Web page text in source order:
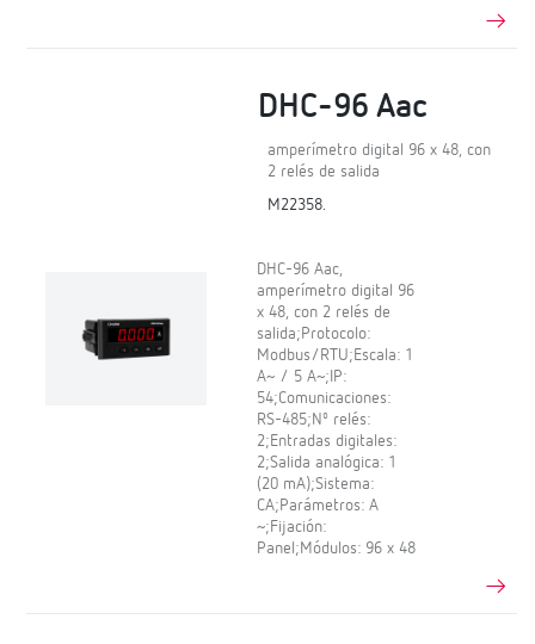
DHC-96 Aac
amperímetro digital 96 x 48, con
2 relés de salida
M22358.
DHC-96 Aac,
amperímetro digital 96
x 48, con 2 relés de
salida;Protocolo:
Modbus/RTU;Escala: 1
A~ / 5 A~;IP:
54;Comunicaciones:
RS-485;Nº relés:
2;Entradas digitales:
2;Salida analógica: 1
(20 mA);Sistema:
CA;Parámetros: A
~;Fijación:
Panel;Módulos: 96 x 48